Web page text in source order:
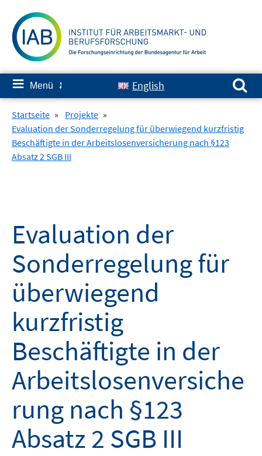
zum
Inhalt
≡ Menü ✘ English
Suchen nach:
Startseite » Projekte »
Evaluation der Sonderregelung für überwiegend kurzfristig
Beschäftigte in der Arbeitslosenversicherung nach §123
Absatz 2 SGB III
Evaluation der
Sonderregelung für
überwiegend
kurzfristig
Beschäftigte in der
Arbeitslosenversiche
rung nach §123
Absatz 2 SGB III